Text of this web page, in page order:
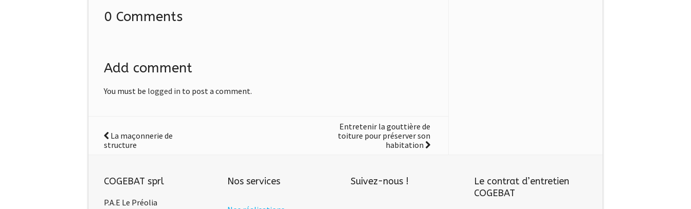
0 Comments
Add comment
You must be logged in to post a comment.
La maçonnerie de
structure
Entretenir la gouttière de
toiture pour préserver son
habitation
COGEBAT sprl
P.A.E Le Préolia
Nos services Suivez-nous !
Le contrat d’entretien
COGEBAT